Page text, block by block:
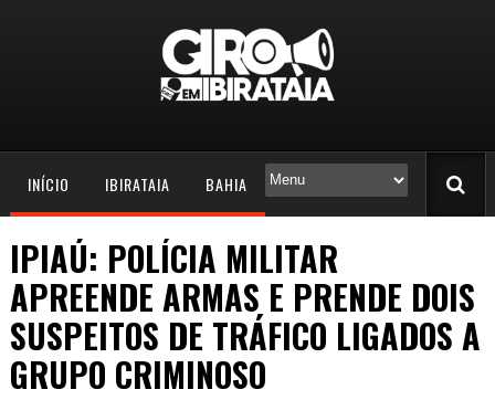
INÍCIO IBIRATAIA BAHIA
IPIAÚ: POLÍCIA MILITAR
APREENDE ARMAS E PRENDE DOIS
SUSPEITOS DE TRÁFICO LIGADOS A
GRUPO CRIMINOSO